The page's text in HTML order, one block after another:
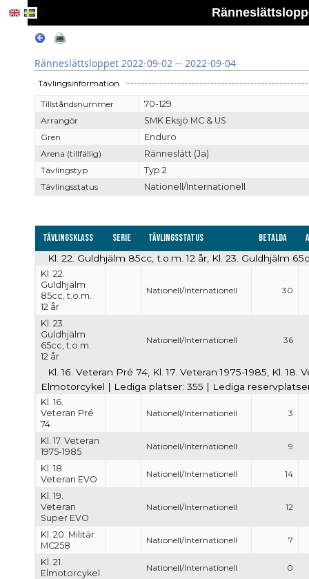
Ränneslättsloppet 2022-09-02 -- 2022-09-04
Tävlingsinformation
Tillståndsnummer
70-129
Arrangör
SMK Eksjö MC & US
Gren
Enduro
Arena (tillfällig)
Ränneslätt (Ja)
Tävlingstyp
Typ 2
Tävlingsstatus
Nationell/Internationell
Tävlingsklass Serie Tävlingsstatus Betalda
Kl. 22. Guldhjälm 85cc, t.o.m. 12 år, Kl. 23. Guldhjälm
Kl. 22.
Guldhjälm
85cc, t.o.m.
12 år
Nationell/Internationell 30
Kl. 23.
Guldhjälm
65cc, t.o.m.
12 år
Nationell/Internationell 36
Kl. 16. Veteran Pré 74, Kl. 17. Veteran 1975-1985, Kl.
Elmotorcykel | Lediga platser: 355 | Lediga
Kl. 16.
Veteran Pré
74
Nationell/Internationell 3
Kl. 17. Veteran
1975-1985
Nationell/Internationell 9
Kl. 18.
Veteran EVO
Nationell/Internationell 14
Kl. 19.
Veteran
Super EVO
Nationell/Internationell 12
Kl. 20. Militär
MC258
Nationell/Internationell 7
Kl. 21.
Elmotorcykel
Nationell/Internationell 0